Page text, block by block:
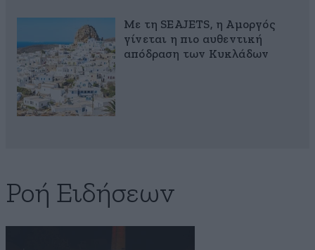
Με τη SEAJETS, η Αμοργός
γίνεται η πιο αυθεντική
απόδραση των Κυκλάδων
Ροή Ειδήσεων